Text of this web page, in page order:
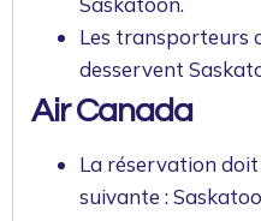
Les transporteurs
desservent
Air Canada
La réservation
suivante :